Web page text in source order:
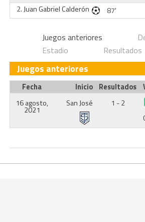
2.Juan Gabriel Calderón 87'
Juegos anteriores
Estadio
Resultados
Juegos anteriores
Fecha Inicio Resultados
16 agosto,
2021
San José
1 - 2